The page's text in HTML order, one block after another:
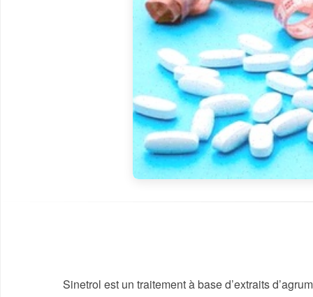
Sinetrol est un traitement à base d’extraits